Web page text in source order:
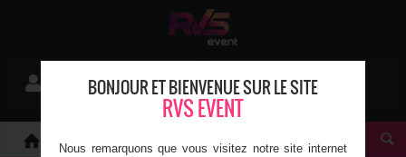
Se connecter
0 article(s)
BONJOUR ET BIENVENUE SUR LE SITE
RVS EVENT
Nous remarquons que vous visitez notre site internet